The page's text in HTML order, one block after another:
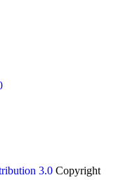
3.0 Copyright